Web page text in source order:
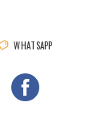
WHATSAPP